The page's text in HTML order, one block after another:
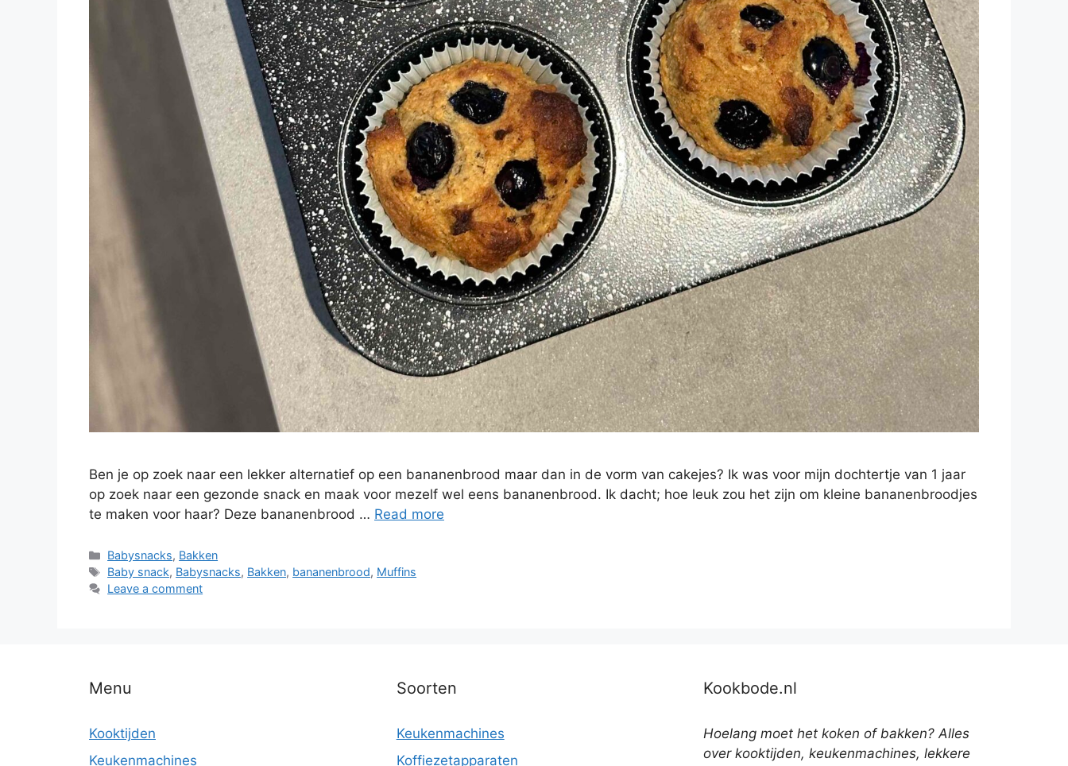
Ben je op zoek naar een lekker alternatief op een bananenbrood maar dan in de vorm van cakejes? Ik was voor mijn dochtertje van 1 jaar
op zoek naar een gezonde snack en maak voor mezelf wel eens bananenbrood. Ik dacht; hoe leuk zou het zijn om kleine bananenbroodjes
te maken voor haar? Deze bananenbrood … Read more
Babysnacks, Bakken
Baby snack, Babysnacks, Bakken, bananenbrood, Muffins
Leave a comment
Menu
Kooktijden
Keukenmachines
Soorten
Keukenmachines
Koffiezetapparaten
Kookbode.nl
Hoelang moet het koken of bakken? Alles
over kooktijden, keukenmachines, lekkere